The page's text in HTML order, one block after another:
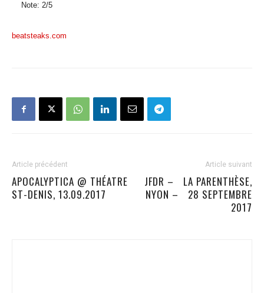
Note: 2/5
beatsteaks.com
Article précédent
APOCALYPTICA @ THÉATRE
ST-DENIS, 13.09.2017
Article suivant
JFDR – LA PARENTHÈSE,
NYON – 28 SEPTEMBRE
2017